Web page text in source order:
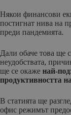
Някои финансови
постигнат нива на
преди пандемията.
Дали обаче това ще
неудобствата,
ще се окаже най-
продуктивността
В статията ще
офис режимът